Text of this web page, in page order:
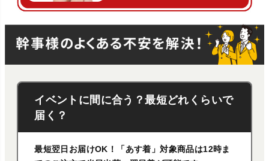
イベントに間に合う？最短どれくらいで
届く？
最短翌日お届けOK！「あす着」対象商品は12時ま